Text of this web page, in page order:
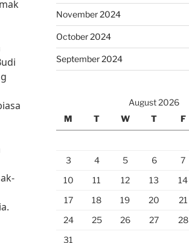
November 2024
October 2024
September 2024
August 2026
M
T W T F
3
4 5 6 7
10
11 12 13 14
17
18 19 20 21
24
25 26 27 28
31